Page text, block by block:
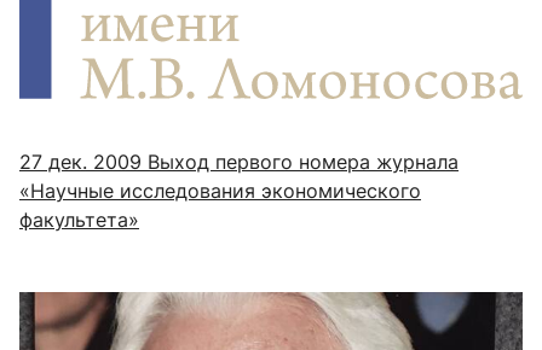
27 дек. 2009 Выход первого номера журнала
«Научные исследования экономического
факультета»